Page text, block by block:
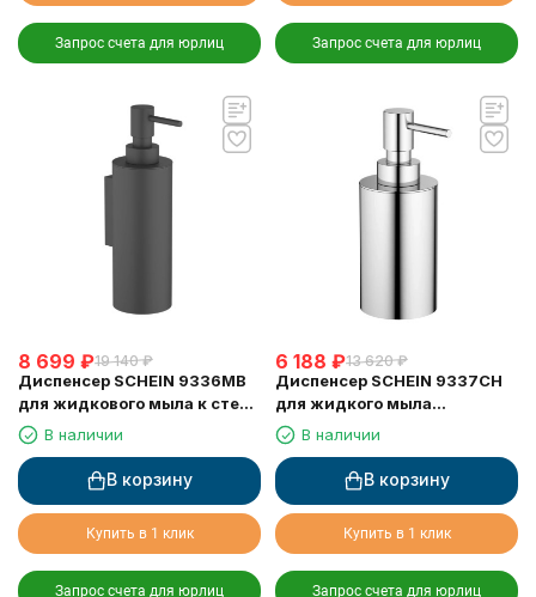
Запрос счета для юрлиц Запрос счета для юрлиц
8 699 ₽19 140 ₽
Диспенсер SCHEIN 9336MB
для жидкового мыла к стене
черныйВ наличии
В корзину
Купить в 1 клик
Запрос счета для юрлиц
6 188 ₽13 620 ₽
Диспенсер SCHEIN 9337CH
для жидкого мыла
настольный хром
В наличии
В корзину
Купить в 1 клик
Запрос счета для юрлиц